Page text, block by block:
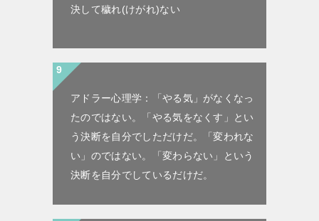
決して穢れ(けがれ)ない
アドラー心理学：「やる気」がなくなっ
たのではない。「やる気をなくす」とい
う決断を自分でしただけだ。「変われな
い」のではない。「変わらない」という
決断を自分でしているだけだ。